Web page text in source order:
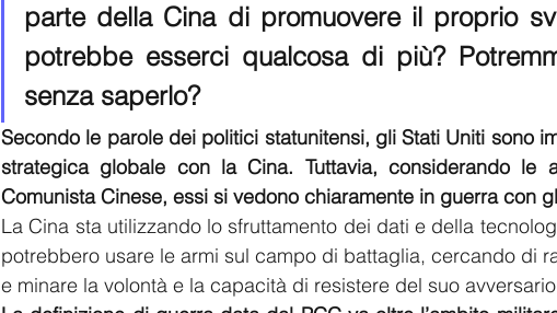
parte della Cina di promuovere il proprio
potrebbe esserci qualcosa di più?
senza saperlo?
Secondo le parole dei politici statunitensi, gli Stati Uniti sono
strategica globale con la Cina. Tuttavia, considerando le
Comunista Cinese, essi si vedono chiaramente in guerra con
La Cina sta utilizzando lo sfruttamento dei dati e della
potrebbero usare le armi sul campo di battaglia, cercando di
e minare la volontà e la capacità di resistere del suo